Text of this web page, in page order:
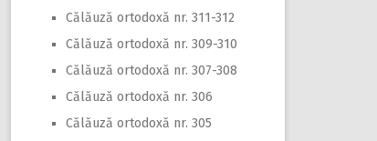
Călăuză ortodoxă nr. 311-312
Călăuză ortodoxă nr. 309-310
Călăuză ortodoxă nr. 307-308
Călăuză ortodoxă nr. 306
Călăuză ortodoxă nr. 305